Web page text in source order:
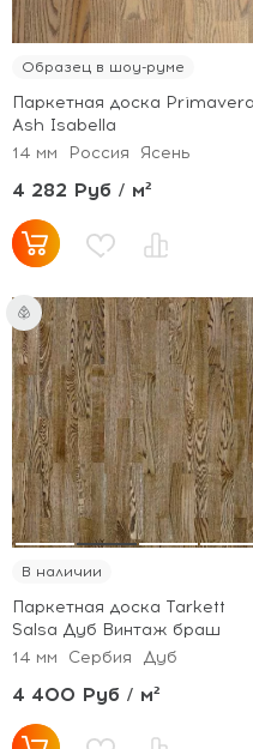
Образец в шоу-руме
Паркетная доска Primavera
Ash Isabella
14 мм
Россия Ясень
4 282 Руб / м²
В наличии
Паркетная доска Tarkett
Salsa Дуб Винтаж браш
14 мм
Сербия Дуб
4 400 Руб / м²